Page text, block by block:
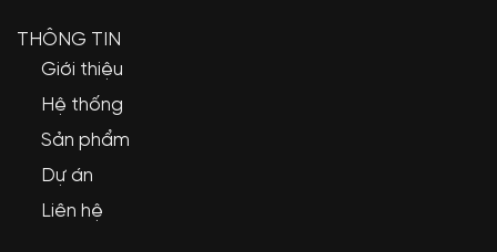
THÔNG TIN
Giới thiệu
Hệ thống
Sản phẩm
Dự án
Liên hệ